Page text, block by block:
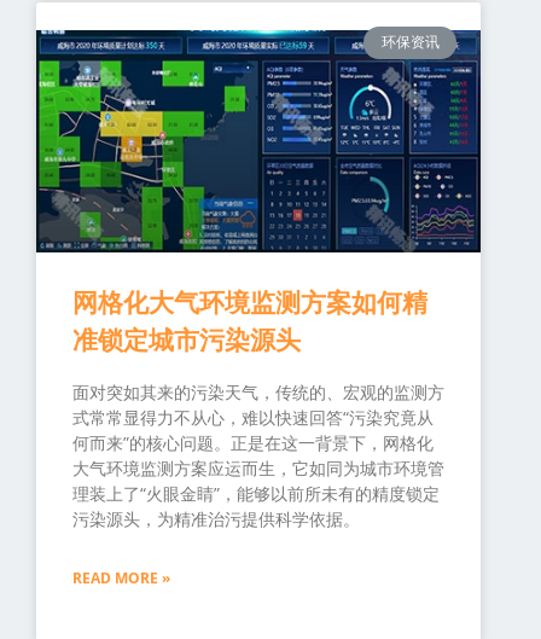
环保资讯
网格化大气环境监测方案如何精
准锁定城市污染源头
面对突如其来的污染天气，传统的、宏观的监测方
式常常显得力不从心，难以快速回答“污染究竟从
何而来”的核心问题。正是在这一背景下，网格化
大气环境监测方案应运而生，它如同为城市环境管
理装上了“火眼金睛”，能够以前所未有的精度锁定
污染源头，为精准治污提供科学依据。
READ MORE »